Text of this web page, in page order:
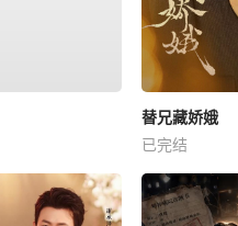
替兄藏娇娥
已完结